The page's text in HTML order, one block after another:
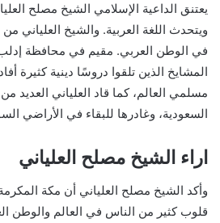
يعتنق الداعية الإسلامي الشيخ مصلح
ويتحدث اللغة العربية. والشيخ العلياني من
في الوطن العربي. مقيم في محافظة
المشايخ الذين تلقوا دروسًا دينية كثيرة
مسلمي العالم، كما قاد العلياني العديد
السعودية، وغادرها للبقاء في الأراضي
اراء الشيخ مصلح العلياني
وأكد الشيخ مصلح العلياني أن مكة
قلوب كثير من الناس في العالم والوطن